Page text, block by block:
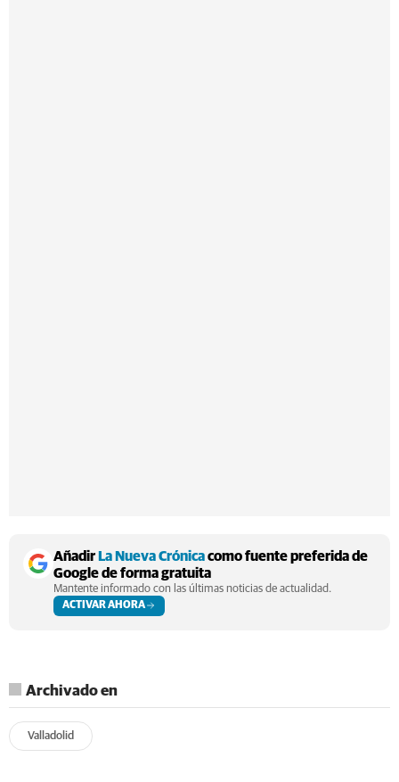
Añadir La Nueva Crónicacomo fuente preferida de
Google de forma gratuita
Mantente informado con las últimas noticias de actualidad.
ACTIVAR AHORA
Archivado en
Valladolid